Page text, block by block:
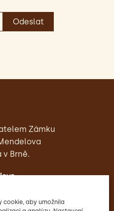
aby umožnila
Zámku
v Brně.